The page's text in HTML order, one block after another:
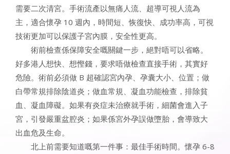
需要二次清宮。手術流產以無痛人流、超導可視人流為
主，適合懷孕 10 週內，時間短、恢復快、成功率高，可視
技術更加可以保護子宮內膜，安全性更高。
術前檢查係保障安全嘅關鍵一步，絕對唔可以省略。
好多港人想快、想慳錢，要求唔做檢查直接手術，其實好
危險。術前必須做 B 超確認宮內孕、孕囊大小、位置；做
白帶常規排除陰道炎；做血常規、凝血功能檢查，排除貧
血、凝血障礙。如果有炎症未治療就手術，細菌會進入子
宮，引發嚴重盆腔炎；如果係宮外孕誤做墮胎，會導致大
出血危及生命。
北上前需要知道嘅第一件事：最佳手術時間。懷孕 6-8